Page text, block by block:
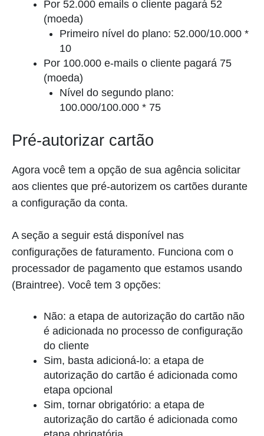
Por 52.000 emails o cliente pagará 52
(moeda)
Primeiro nível do plano: 52.000/10.000 *
10
Por 100.000 e-mails o cliente pagará 75
(moeda)
Nível do segundo plano:
100.000/100.000 * 75
Pré-autorizar cartão
Agora você tem a opção de sua agência solicitar
aos clientes que pré-autorizem os cartões durante
a configuração da conta.
A seção a seguir está disponível nas
configurações de faturamento. Funciona com o
processador de pagamento que estamos usando
(Braintree). Você tem 3 opções:
Não: a etapa de autorização do cartão não
é adicionada no processo de configuração
do cliente
Sim, basta adicioná-lo: a etapa de
autorização do cartão é adicionada como
etapa opcional
Sim, tornar obrigatório: a etapa de
autorização do cartão é adicionada como